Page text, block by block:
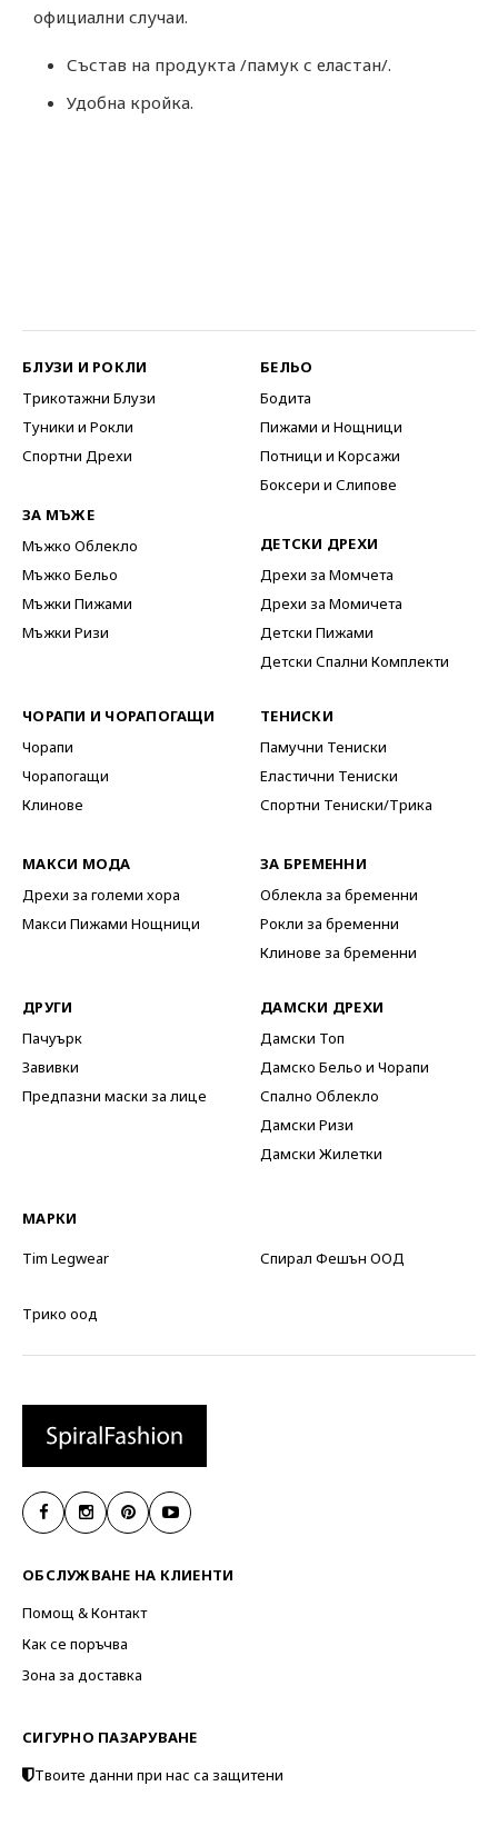
официални случаи.
Състав на продукта /памук с еластан/.
Удобна кройка.
БЛУЗИ И РОКЛИ
Трикотажни Блузи
Туники и Рокли
Спортни Дрехи
ЗА МЪЖЕ
Мъжко Облекло
Мъжко Бельо
Мъжки Пижами
Мъжки Ризи
БЕЛЬО
Бодита
Пижами и Нощници
Потници и Корсажи
Боксери и Слипове
ДЕТСКИ ДРЕХИ
Дрехи за Момчета
Дрехи за Момичета
Детски Пижами
Детски Спални Комплекти
ЧОРАПИ И ЧОРАПОГАЩИ
Чорапи
Чорапогащи
Клинове
МАКСИ МОДА
Дрехи за големи хора
Макси Пижами Нощници
ТЕНИСКИ
Памучни Тениски
Еластични Тениски
Спортни Тениски/Трика
ЗА БРЕМЕННИ
Облекла за бременни
Рокли за бременни
Клинове за бременни
ДРУГИ
Пачуърк
Завивки
Предпазни маски за лице
ДАМСКИ ДРЕХИ
Дамски Топ
Дамско Бельо и Чорапи
Спално Облекло
Дамски Ризи
Дамски Жилетки
МАРКИ
Tim Legwear
Спирал Фешън ООД
Трико оод
ОБСЛУЖВАНЕ НА КЛИЕНТИ
Помощ & Контакт
Как се поръчва
Зона за доставка
СИГУРНО ПАЗАРУВАНЕ
Твоите данни при нас са защитени